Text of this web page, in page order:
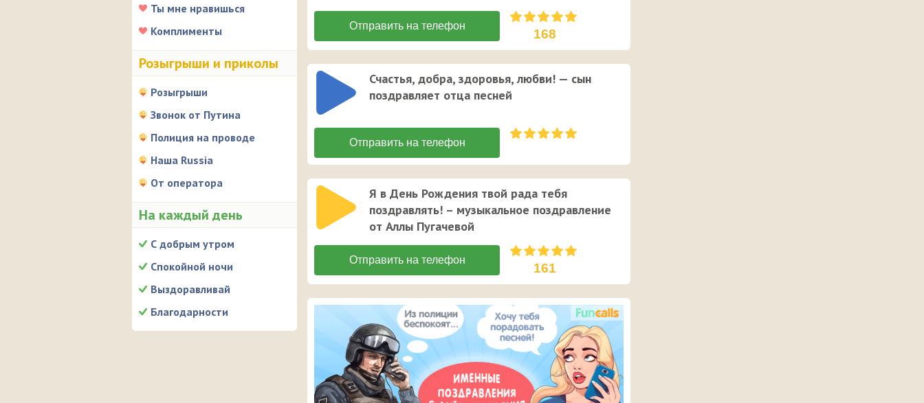
Ты мне нравишься
Комплименты
Розыгрыши и приколы
Розыгрыши
Звонок от Путина
Полиция на проводе
Наша Russia
От оператора
На каждый день
С добрым утром
Спокойной ночи
Выздоравливай
Благодарности
168
Счастья, добра, здоровья, любви! — сын
поздравляет отца песней
Я в День Рождения твой рада тебя
поздравлять! – музыкальное поздравление
от Аллы Пугачевой
161